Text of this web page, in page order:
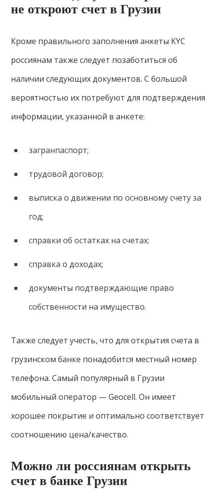
не откроют счет в Грузии
Кроме правильного заполнения анкеты KYC
россиянам также следует позаботиться об
наличии следующих документов. С большой
вероятностью их потребуют для подтверждения
информации, указанной в анкете:
загранпаспорт;
трудовой договор;
выписка о движении по основному счету за
год;
справки об остатках на счетах;
справка о доходах;
документы подтверждающие право
собственности на имущество.
Также следует учесть, что для открытия счета в
грузинском банке понадобится местный номер
телефона. Самый популярный в Грузии
мобильный оператор — Geocell. Он имеет
хорошее покрытие и оптимально соответствует
соотношению цена/качество.
Можно ли россиянам открыть
счет в банке Грузии